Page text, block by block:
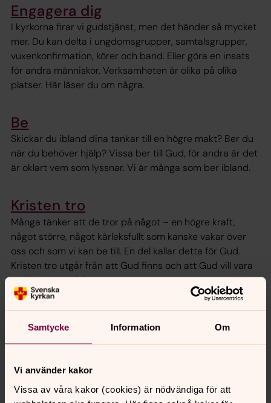
Samtycke Information Om
Vi använder kakor
Vissa av våra kakor (cookies) är nödvändiga för att
Engagera dig
I kyrkorna firar vi gudstjänst, men det händer så mycket
mer. Du kan delta i ungdomsgrupper, samtalsgrupper,
vuxenkonfirmation, körer och band. Eller göra en insats
för andra människor. Verksamheten är olika på olika
platser. Här läser du om några.
Be
Skickar du ibland dina tankar till en högre makt? Ber du
när du behöver hjälp? Vissa ber till Gud, för andra är det
är oklart vem som lyssnar. Vi är många som ber ibland.
Kristen tro
Många tänker att de tror på något – en högre kraft,
något större, något kärleksfullt som kanske vakar över
oss och som vi kan be till. En del kallar detta för Gud.
Kristen tro utgår från att Gud finns och att Gud vill vara
med oss människor.
Första hjälpen vid hjärtesorg
När en relation som betytt mycket för dig tar slut kan du
känna hjärtesorg. Det kan handla om en kärlek, men
familj inte fungerar.